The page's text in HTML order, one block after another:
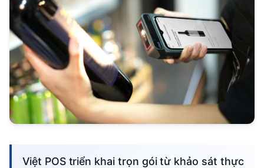
Việt POS triển khai trọn gói từ khảo sát thực